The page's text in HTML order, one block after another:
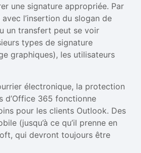
une signature appropriée. Par
l’insertion du slogan de
un transfert peut se voir
types de signature
graphiques), les utilisateurs
électronique, la protection
d’Office 365 fonctionne
pour les clients Outlook. Des
(jusqu’à ce qu’il prenne en
qui devront toujours être